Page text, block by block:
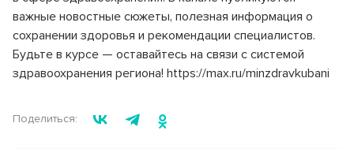
важные новостные сюжеты, полезная информация о
сохранении здоровья и рекомендации специалистов.
Будьте в курсе — оставайтесь на связи с системой
здравоохранения региона! https://max.ru/minzdravkubani
Поделиться:
Реквизиты
Лицензии и документы
Новости
События
Инфекционное отделение №5
Стационарное лечение инфекционных болезней
Инфекционное отделение №6
Инфекционное отделение №7
Стационарное лечение инфекционных болезней
Оценка качества услуг
Вопросы и ответы
Правила внутреннего распорядка
График приема по личным вопросам